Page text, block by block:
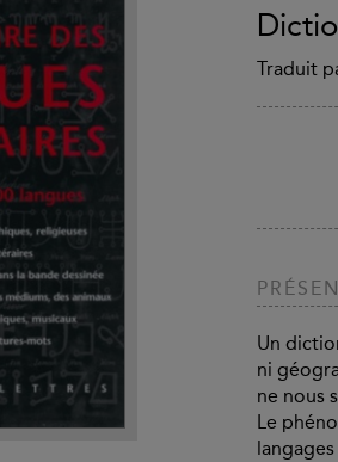
Traduit
Un
ni
ne nous
Le